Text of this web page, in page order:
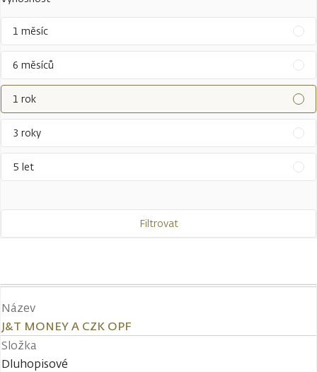
1 měsíc
6 měsíců
1 rok
3 roky
5 let
Filtrovat
Název
J&T MONEY A CZK OPF
Složka
Dluhopisové